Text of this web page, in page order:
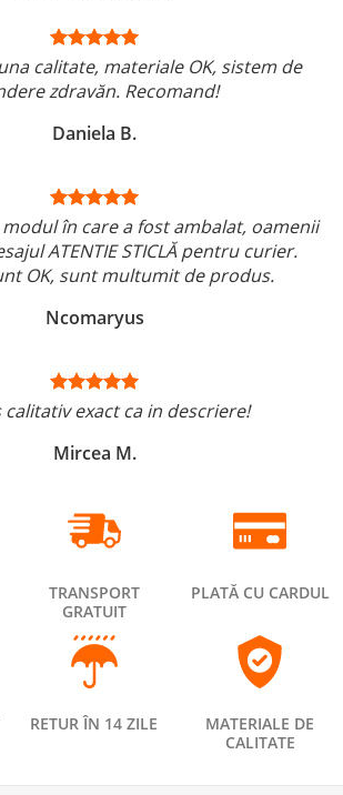
calitate, materiale OK, sistem de
zdravăn. Recomand!
Daniela B.
în care a fost ambalat, oamenii
ATENTIE STICLĂ pentru curier.
OK, sunt multumit de produs.
Ncomaryus
calitativ exact ca in descriere!
Mircea M.
TRANSPORT
GRATUIT
PLATĂ CU CARDUL
RETUR ÎN 14 ZILE
MATERIALE DE
CALITATE